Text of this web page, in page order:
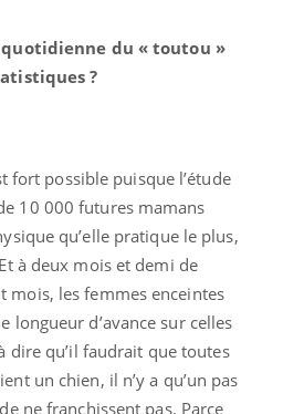
quotidienne du « toutou »
?
fort possible puisque l’étude
10 000 futures mamans
qu’elle pratique le plus,
à deux mois et demi de
mois, les femmes enceintes
longueur d’avance sur celles
dire qu’il faudrait que toutes
un chien, il n’y a qu’un pas
ne franchissent pas. Parce